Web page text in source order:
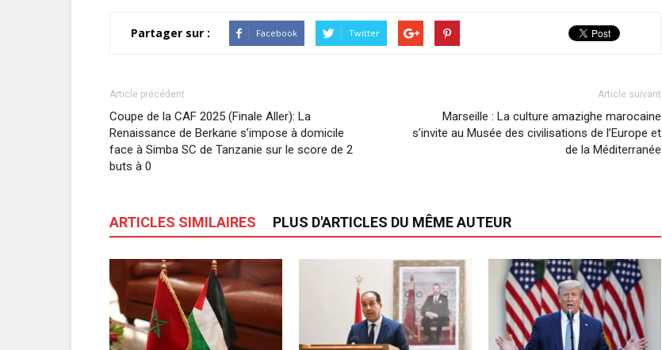
Partager sur : Facebook Twitter
Article précédent
Coupe de la CAF 2025 (Finale Aller): La
Renaissance de Berkane s’impose à domicile
face à Simba SC de Tanzanie sur le score de 2
buts à 0
Article suivant
Marseille : La culture amazighe marocaine
s’invite au Musée des civilisations de l’Europe et
de la Méditerranée
ARTICLES SIMILAIRES PLUS D'ARTICLES DU MÊME AUTEUR